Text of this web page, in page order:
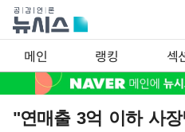
메인 랭킹 섹
"연매출 3억 이하 사